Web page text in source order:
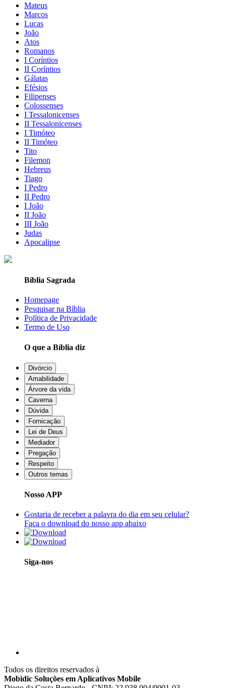
Mateus
Marcos
Lucas
João
Atos
Romanos
I Coríntios
II Coríntios
Gálatas
Efésios
Filipenses
Colossenses
I Tessalonicenses
II Tessalonicenses
I Timóteo
II Timóteo
Tito
Filemon
Hebreus
Tiago
I Pedro
II Pedro
I João
II João
III João
Judas
Apocalipse
Bíblia Sagrada
Homepage
Pesquisar na Bíblia
Política de Privacidade
Termo de Uso
O que a Bíblia diz
Divórcio
Amabilidade
Árvore da vida
Caverna
Dúvida
Fornicação
Lei de Deus
Mediador
Pregação
Respeito
Outros temas
Nosso APP
Gostaria de receber a palavra do dia em seu celular?
Faça o download do nosso app abaixo
Siga-nos
Todos os direitos reservados à
Mobidic Soluções em Aplicativos Mobile